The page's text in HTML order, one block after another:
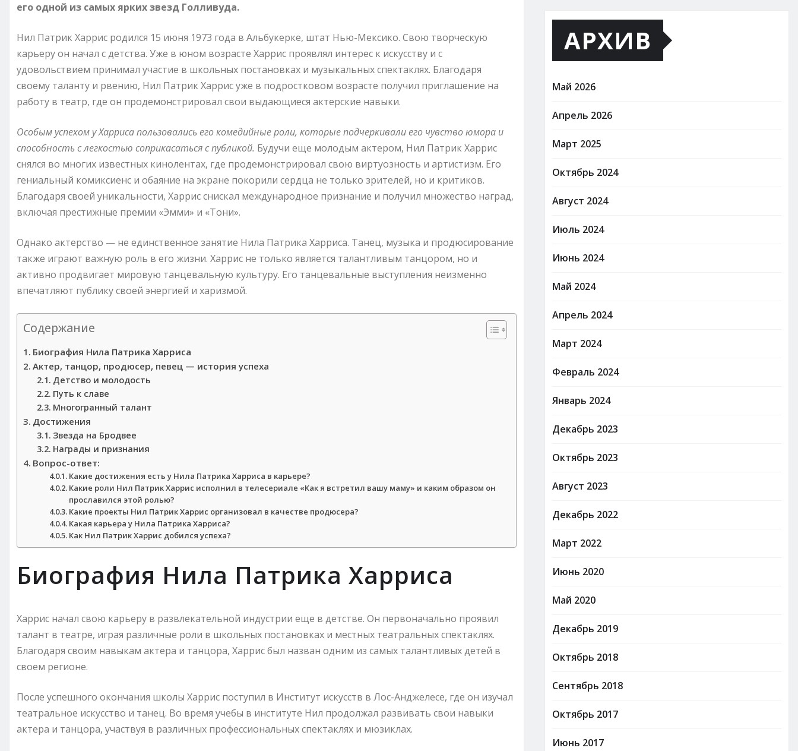
его одной из самых ярких звезд Голливуда.
Нил Патрик Харрис родился 15 июня 1973 года в Альбукерке, штат Нью-Мексико. Свою творческую
карьеру он начал с детства. Уже в юном возрасте Харрис проявлял интерес к искусству и с
удовольствием принимал участие в школьных постановках и музыкальных спектаклях. Благодаря
своему таланту и рвению, Нил Патрик Харрис уже в подростковом возрасте получил приглашение на
работу в театр, где он продемонстрировал свои выдающиеся актерские навыки.
Особым успехом у Харриса пользовались его комедийные роли, которые подчеркивали его чувство юмора и
способность с легкостью соприкасаться с публикой. Будучи еще молодым актером, Нил Патрик Харрис
снялся во многих известных кинолентах, где продемонстрировал свою виртуозность и артистизм. Его
гениальный комиксиенс и обаяние на экране покорили сердца не только зрителей, но и критиков.
Благодаря своей уникальности, Харрис снискал международное признание и получил множество наград,
включая престижные премии «Эмми» и «Тони».
Однако актерство — не единственное занятие Нила Патрика Харриса. Танец, музыка и продюсирование
также играют важную роль в его жизни. Харрис не только является талантливым танцором, но и
активно продвигает мировую танцевальную культуру. Его танцевальные выступления неизменно
впечатляют публику своей энергией и харизмой.
Содержание
Биография Нила Патрика Харриса
Актер, танцор, продюсер, певец — история успеха
Детство и молодость
Путь к славе
Многогранный талант
Достижения
Звезда на Бродвее
Награды и признания
Вопрос-ответ:
Какие достижения есть у Нила Патрика Харриса в карьере?
Какие роли Нил Патрик Харрис исполнил в телесериале «Как я встретил вашу маму» и каким образом он
прославился этой ролью?
Какие проекты Нил Патрик Харрис организовал в качестве продюсера?
Какая карьера у Нила Патрика Харриса?
Как Нил Патрик Харрис добился успеха?
Биография Нила Патрика Харриса
Харрис начал свою карьеру в развлекательной индустрии еще в детстве. Он первоначально проявил
талант в театре, играя различные роли в школьных постановках и местных театральных спектаклях.
Благодаря своим навыкам актера и танцора, Харрис был назван одним из самых талантливых детей в
своем регионе.
После успешного окончания школы Харрис поступил в Институт искусств в Лос-Анджелесе, где он изучал
театральное искусство и танец. Во время учебы в институте Нил продолжал развивать свои навыки
актера и танцора, участвуя в различных профессиональных спектаклях и мюзиклах.
АРХИВ
Май 2026
Апрель 2026
Март 2025
Октябрь 2024
Август 2024
Июль 2024
Июнь 2024
Май 2024
Апрель 2024
Март 2024
Февраль 2024
Январь 2024
Декабрь 2023
Октябрь 2023
Август 2023
Декабрь 2022
Март 2022
Июнь 2020
Май 2020
Декабрь 2019
Октябрь 2018
Сентябрь 2018
Октябрь 2017
Июнь 2017